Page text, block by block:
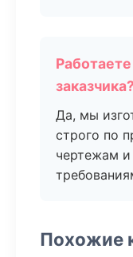
заказчика?
Да, мы
строго по
чертежам
Похожие